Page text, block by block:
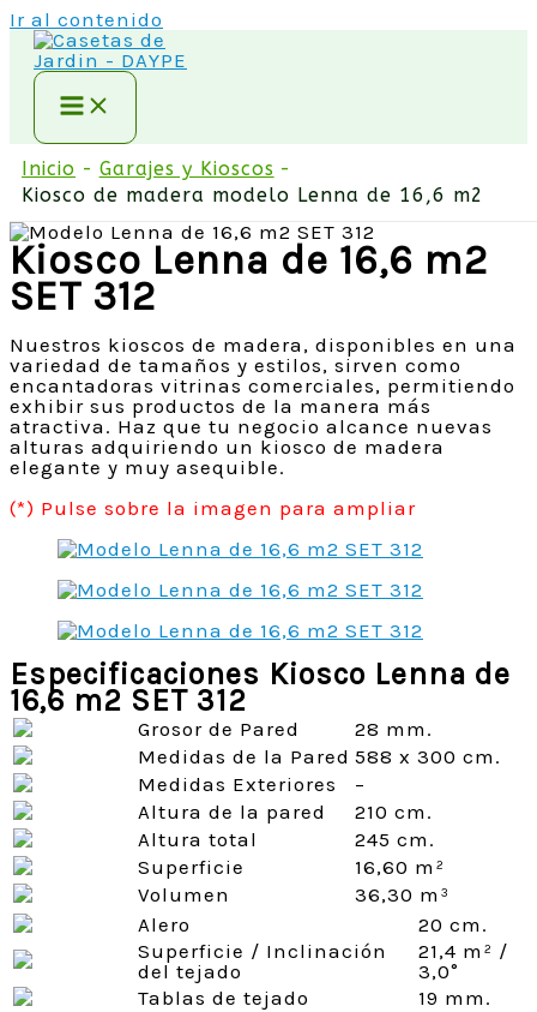
Ir al contenido
Inicio
Garajes y Kioscos
Kiosco de madera modelo Lenna de 16,6 m2
Kiosco Lenna de 16,6 m2
SET 312
Nuestros kioscos de madera, disponibles en una
variedad de tamaños y estilos, sirven como
encantadoras vitrinas comerciales, permitiendo
exhibir sus productos de la manera más
atractiva. Haz que tu negocio alcance nuevas
alturas adquiriendo un kiosco de madera
elegante y muy asequible.
(*) Pulse sobre la imagen para ampliar
Especificaciones Kiosco Lenna de
16,6 m2 SET 312
Grosor de Pared
28 mm.
Medidas de la Pared 588 x 300 cm.
Medidas Exteriores
–
Altura de la pared
210 cm.
Altura total
245 cm.
Superficie
16,60 m²
Volumen
36,30 m³
Alero
20 cm.
Superficie / Inclinación
del tejado
21,4 m² /
3,0°
Tablas de tejado
19 mm.